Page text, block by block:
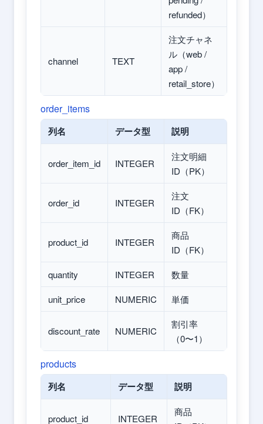
refunded）
channel TEXT
注文チャネ
ル（web /
app /
retail_store）
order_items
列名 データ型 説明
order_item_id INTEGER
注文明細
ID（PK）
order_id INTEGER
注文
ID（FK）
product_id INTEGER
商品
ID（FK）
quantity
INTEGER
数量
unit_price
NUMERIC 単価
discount_rate NUMERIC
割引率
（0〜1）
products
列名 データ型 説明
product_id INTEGER
商品